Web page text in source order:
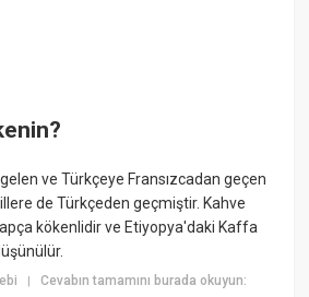
ve Türkçeye Fransızcadan geçen
de Türkçeden geçmiştir. Kahve
kökenlidir ve Etiyopya'daki Kaffa
|Cevabın tamamını burada okuyun: